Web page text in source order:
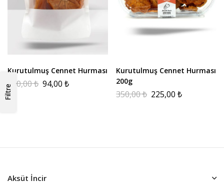
Filtre
Kurutulmuş Cennet Hurması
150,00₺ 94,00 ₺
Kurutulmuş Cennet Hurması
200g
350,00₺ 225,00 ₺
Aksüt İncir